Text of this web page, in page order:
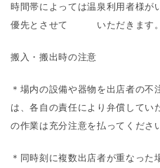
時間帯によっては温泉利用者様が
優先とさせて いただきます。
搬入・搬出時の注意
＊場内の設備や器物を出店者の不
は、各自の責任により弁償してい
の作業は充分注意を払ってくださ
＊同時刻に複数出店者が重なっ